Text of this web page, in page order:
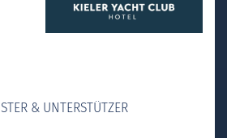
& UNTERSTÜTZER